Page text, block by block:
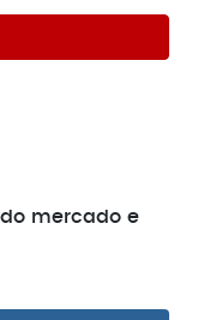
mercado e